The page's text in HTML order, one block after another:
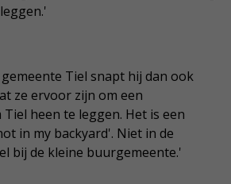
Tiel snapt hij dan ook
ze ervoor zijn om een
heen te leggen. Het is een
in my backyard'. Niet in de
bij de kleine buurgemeente.'